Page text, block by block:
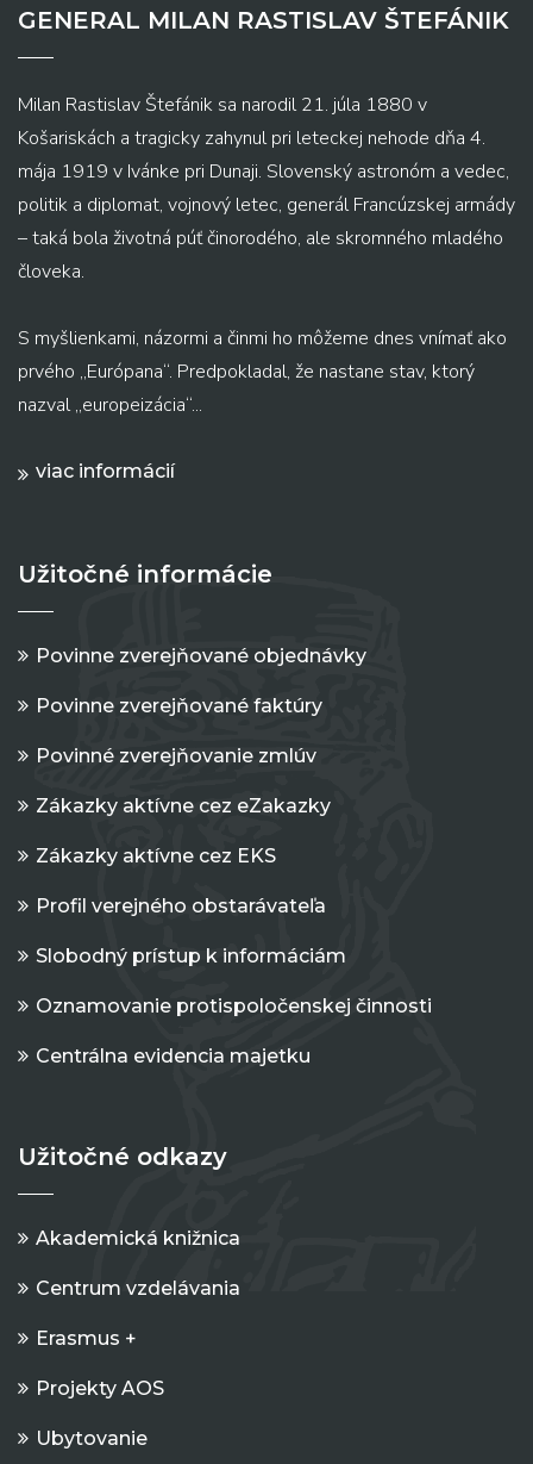
GENERAL MILAN RASTISLAV ŠTEFÁNIK
Milan Rastislav Štefánik sa narodil 21. júla 1880 v
Košariskách a tragicky zahynul pri leteckej nehode dňa 4.
mája 1919 v Ivánke pri Dunaji. Slovenský astronóm a vedec,
politik a diplomat, vojnový letec, generál Francúzskej armády
– taká bola životná púť činorodého, ale skromného mladého
človeka.
S myšlienkami, názormi a činmi ho môžeme dnes vnímať ako
prvého „Európana“. Predpokladal, že nastane stav, ktorý
nazval „europeizácia“...
viac informácií
Užitočné informácie
Povinne zverejňované objednávky
Povinne zverejňované faktúry
Povinné zverejňovanie zmlúv
Zákazky aktívne cez eZakazky
Zákazky aktívne cez EKS
Profil verejného obstarávateľa
Slobodný prístup k informáciám
Oznamovanie protispoločenskej činnosti
Centrálna evidencia majetku
Užitočné odkazy
Akademická knižnica
Centrum vzdelávania
Erasmus +
Projekty AOS
Ubytovanie